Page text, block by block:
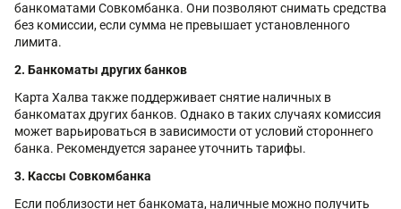
банкоматами Совкомбанка. Они позволяют снимать средства
без комиссии, если сумма не превышает установленного
лимита.
2. Банкоматы других банков
Карта Халва также поддерживает снятие наличных в
банкоматах других банков. Однако в таких случаях комиссия
может варьироваться в зависимости от условий стороннего
банка. Рекомендуется заранее уточнить тарифы.
3. Кассы Совкомбанка
Если поблизости нет банкомата, наличные можно получить